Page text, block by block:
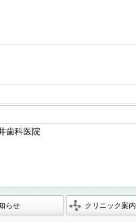
歯科医院
らせ クリニック案内